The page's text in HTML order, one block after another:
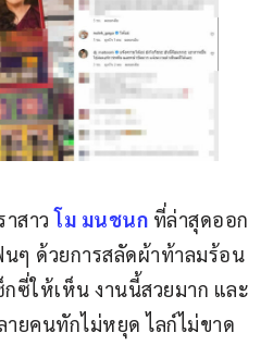
าสาว โม มนชนก ที่ล่าสุดออก
นๆ ด้วยการสลัดผ้าท้าลมร้อน
ซี่ให้เห็น งานนี้สวยมาก และ
ยคนทักไม่หยุด ไลก์ไม่ขาด